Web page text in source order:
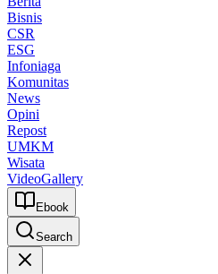
Bisnis
CSR
ESG
Infoniaga
Komunitas
News
Opini
Repost
UMKM
Wisata
VideoGallery
Ebook
Search